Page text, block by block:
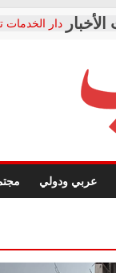
دار الخدمات
معاناة
فرحات
حزب
صور .. اعتماد
الوزاري
إنشاء المبنى
قرينة
حق أصيل
عربي ودولي